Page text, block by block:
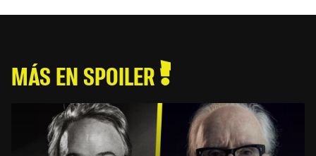
MÁS EN SPOILER